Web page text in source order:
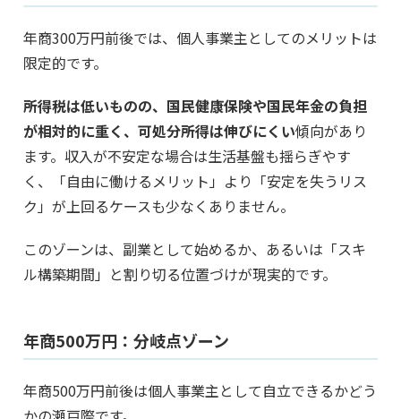
年商300万円前後では、個人事業主としてのメリットは
限定的です。
所得税は低いものの、国民健康保険や国民年金の負担
が相対的に重く、可処分所得は伸びにくい傾向があり
ます。収入が不安定な場合は生活基盤も揺らぎやす
く、「自由に働けるメリット」より「安定を失うリス
ク」が上回るケースも少なくありません。
このゾーンは、副業として始めるか、あるいは「スキ
ル構築期間」と割り切る位置づけが現実的です。
年商500万円：分岐点ゾーン
年商500万円前後は個人事業主として自立できるかどう